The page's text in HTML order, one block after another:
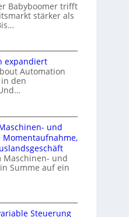
Babyboomer trifft
stärker als
expandiert
Automation
den
und
Momentaufnahme,
Maschinen- und
Summe auf ein
Steuerung